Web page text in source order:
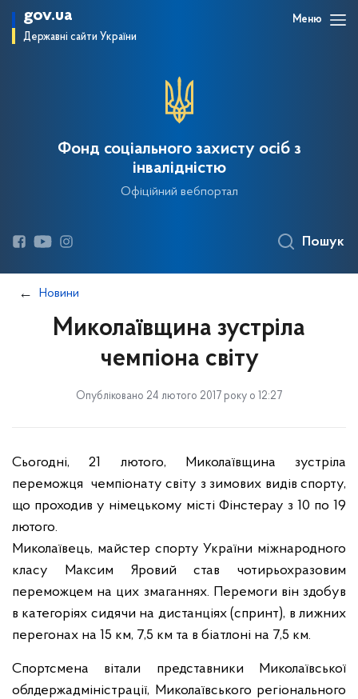
gov.ua
Державні сайти України
Меню
Фонд соціального захисту осіб з
інвалідністю
Офіційний вебпортал
Пошук
Новини
Миколаївщина зустріла
чемпіона світу
Опубліковано 24 лютого 2017 року о 12:27
Сьогодні, 21 лютого, Миколаївщина зустріла
переможця чемпіонату світу з зимових видів спорту,
що проходив у німецькому місті Фінстерау з 10 по 19
лютого.
Миколаївець, майстер спорту України міжнародного
класу Максим Яровий став чотирьохразовим
переможцем на цих змаганнях. Перемоги він здобув
в категоріях сидячи на дистанціях (спринт), в лижних
перегонах на 15 км, 7,5 км та в біатлоні на 7,5 км.
Спортсмена вітали представники Миколаївської
облдержадміністрації, Миколаївського регіонального